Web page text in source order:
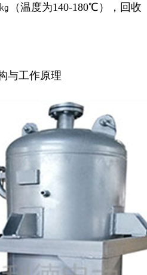
（温度为140-180℃），回收
与工作原理